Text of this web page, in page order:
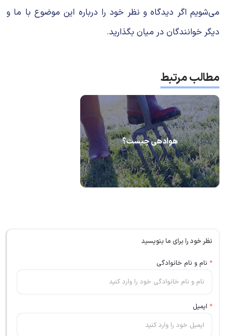
می‌شویم اگر دیدگاه و نظر خود را درباره این موضوع با ما و
دیگر خوانندگان در میان بگذارید.
مطالب مرتبط
هوادهی چیست؟
نظر خود را برای ما بنویسید
* نام و نام خانوادگی
* ایمیل